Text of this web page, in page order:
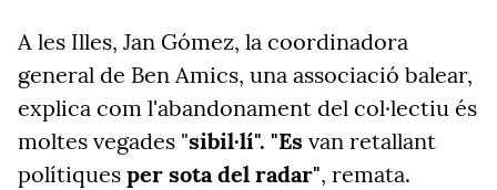
A les Illes, Jan Gómez, la coordinadora
general de Ben Amics, una associació balear,
explica com l'abandonament del col·lectiu és
moltes vegades "sibil·lí". "Es van retallant
polítiques per sota del radar", remata.